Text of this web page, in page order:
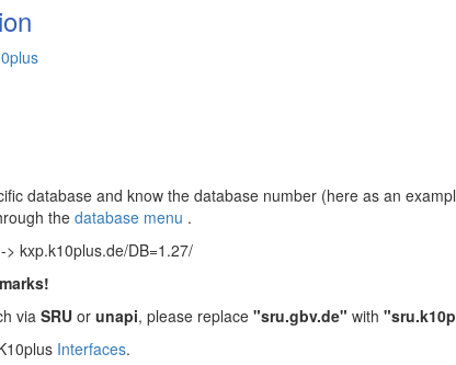
database and know the database number (here as an
the database menu .
kxp.k10plus.de/DB=1.27/
via SRU or unapi, please replace "sru.gbv.de" with
Interfaces.